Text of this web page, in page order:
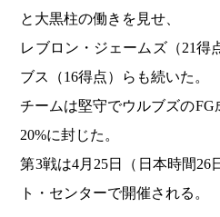
と大黒柱の働きを見せ、
レブロン・ジェームズ（21得
ブス（16得点）らも続いた。
チームは堅守でウルブズのFG
20%に封じた。
第3戦は4月25日（日本時間26
ト・センターで開催される。